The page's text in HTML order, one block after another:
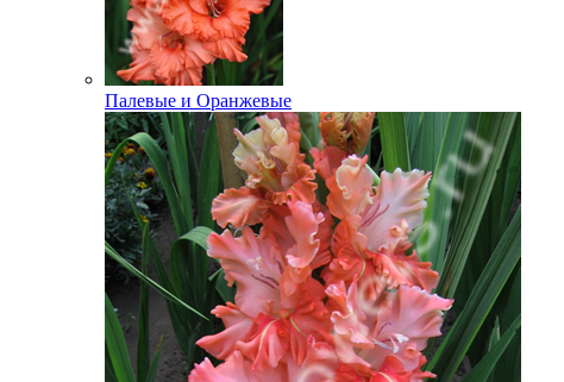
Палевые и Оранжевые